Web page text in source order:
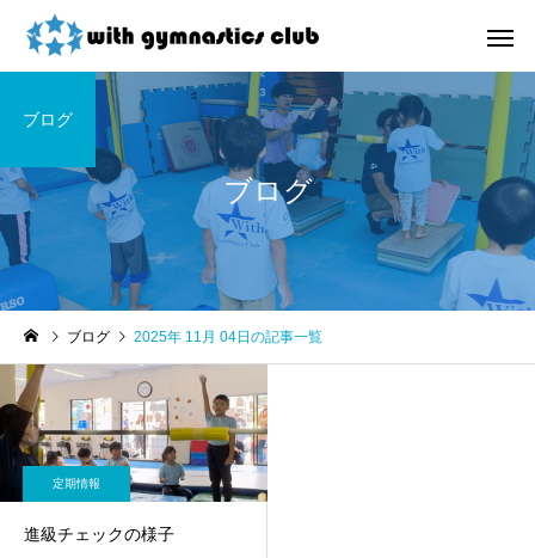
お知らせ
令和8年度未就園児クラス
新規会員様募集中！
未分類
ウィズ体操クラブ技紹
ブログ
ブログ
ブログ 2025年 11月 04日の記事一覧
定期情報
進級チェックの様子